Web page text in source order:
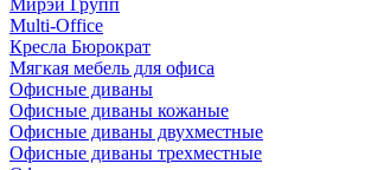
Мирэй Групп
Multi-Office
Кресла Бюрократ
Мягкая мебель для офиса
Офисные диваны
Офисные диваны кожаные
Офисные диваны двухместные
Офисные диваны трехместные